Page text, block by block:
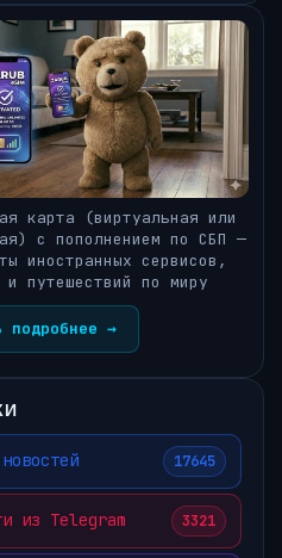
карта (виртуальная или
с пополнением по СБП —
иностранных сервисов,
и путешествий по миру
подробнее →
17645
из Telegram 3321